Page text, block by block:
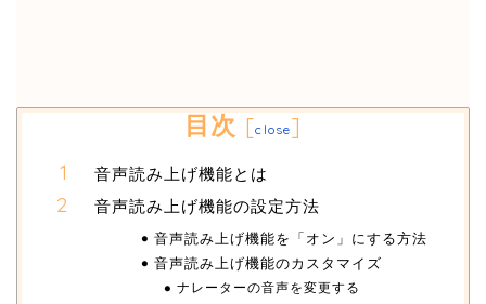
目次 [close]
音声読み上げ機能とは
音声読み上げ機能の設定方法
音声読み上げ機能を「オン」にする方法
音声読み上げ機能のカスタマイズ
ナレーターの音声を変更する